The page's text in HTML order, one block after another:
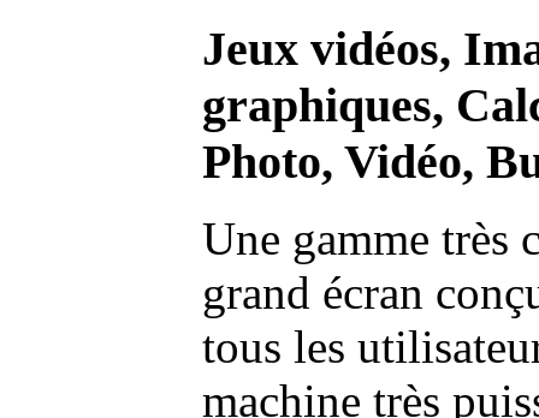
Jeux vidéos,
graphiques,
Photo, Vidéo,
Une gamme très
grand écran
tous les
machine très